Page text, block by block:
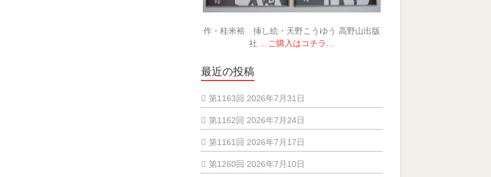
作・桂米裕 挿し絵・天野こうゆう 高野山出版
社
…ご購入はコチラ…
最近の投稿
第1163回 2026年7月31日
第1162回 2026年7月24日
第1161回 2026年7月17日
第1260回 2026年7月10日